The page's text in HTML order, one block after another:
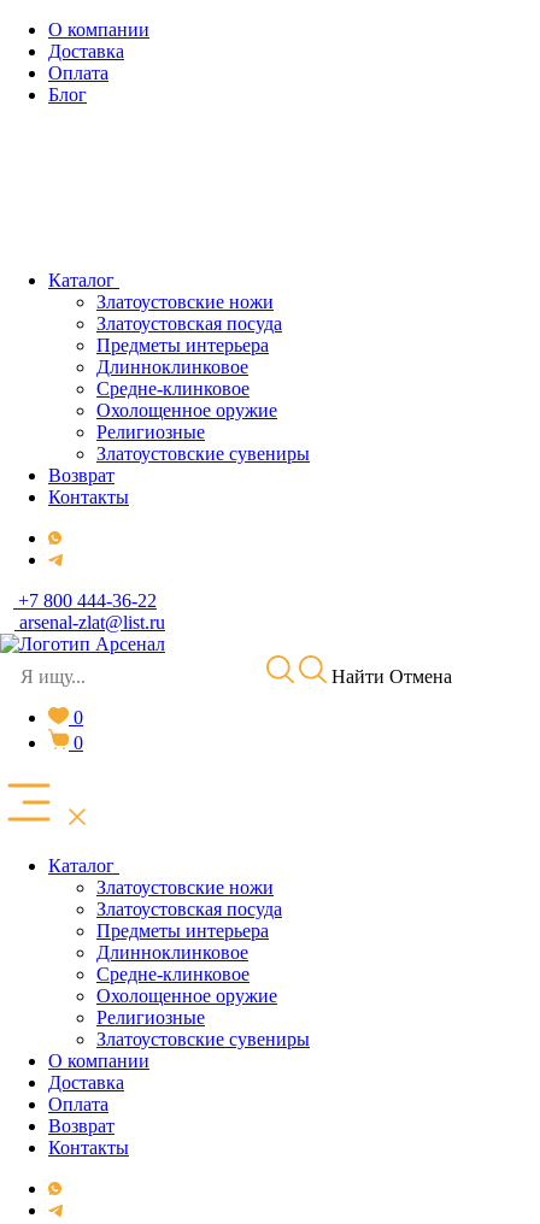
О компании
Доставка
Оплата
Блог
Каталог
Златоустовские ножи
Златоустовская посуда
Предметы интерьера
Длинноклинковое
Средне-клинковое
Охолощенное оружие
Религиозные
Златоустовские сувениры
Возврат
Контакты
+7 800 444-36-22
arsenal-zlat@list.ru
Найти Отмена
0
0
Каталог
Златоустовские ножи
Златоустовская посуда
Предметы интерьера
Длинноклинковое
Средне-клинковое
Охолощенное оружие
Религиозные
Златоустовские сувениры
О компании
Доставка
Оплата
Возврат
Контакты